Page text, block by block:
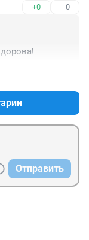
+0 –0
Отправить